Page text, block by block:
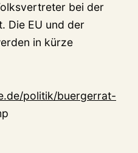
bei der
Die EU und der
in kürze
politik/buergerrat-